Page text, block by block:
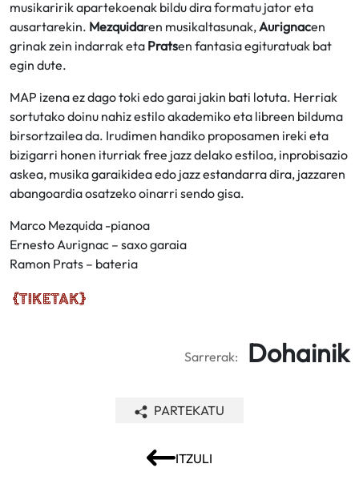
musikaririk apartekoenak bildu dira formatu jator eta
ausartarekin. Mezquidaren musikaltasunak,Aurignacen
grinak zein indarrak eta Pratsen fantasia egituratuak bat
egin dute.
MAP izena ez dago toki edo garai jakin bati lotuta. Herriak
sortutako doinu nahiz estilo akademiko eta libreen bilduma
birsortzailea da. Irudimen handiko proposamen ireki eta
bizigarri honen iturriak free jazz delako estiloa, inprobisazio
askea, musika garaikidea edo jazz estandarra dira, jazzaren
abangoardia osatzeko oinarri sendo gisa.
Marco Mezquida -pianoa
Ernesto Aurignac – saxo garaia
Ramon Prats – bateria
Sarrerak: Dohainik
ITZULI
PARTEKATU